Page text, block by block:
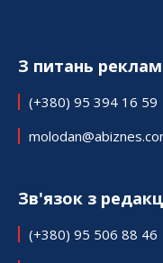
З питань
(+380) 95 394 16 59
Зв'язок з
(+380) 95 506 88 46